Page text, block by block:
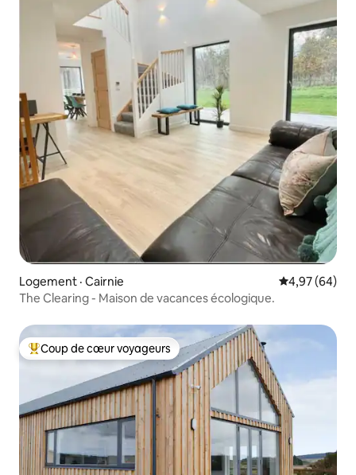
Logement · Cairnie Note
4,97 (64)
The Clearing - Maison de vacances écologique.
Coup de cœur voyageurs parmi les plus aimés
Coup de cœur voyageurs